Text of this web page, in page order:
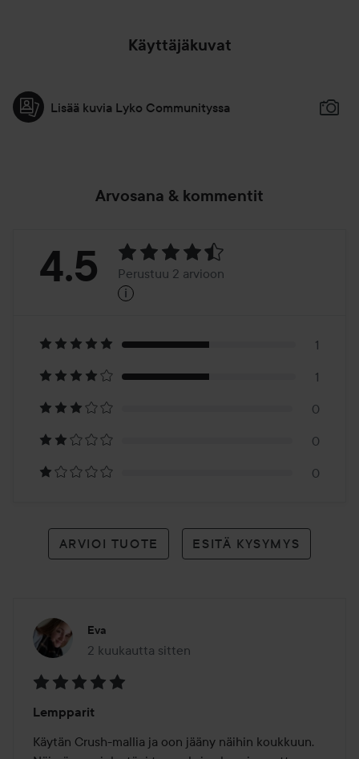
Käyttäjäkuvat
Lisää kuvia Lyko Communityssa
Arvosana & kommentit
Arvosana:
Perustuu
2
arvioon
4.5 Perustuu 2 arvioon
i
1
1
0
0
0
ARVIOI TUOTE ESITÄ KYSYMYS
Eva
2 kuukautta sitten
Viesti luotiin 2 kuukautta sitten
5
/
Lempparit
Käytän Crush-mallia ja oon jääny näihin koukkuun.